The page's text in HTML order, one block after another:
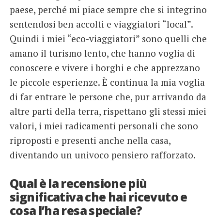
paese, perché mi piace sempre che si integrino
sentendosi ben accolti e viaggiatori “local”.
Quindi i miei “eco-viaggiatori” sono quelli che
amano il turismo lento, che hanno voglia di
conoscere e vivere i borghi e che apprezzano
le piccole esperienze. È continua la mia voglia
di far entrare le persone che, pur arrivando da
altre parti della terra, rispettano gli stessi miei
valori, i miei radicamenti personali che sono
riproposti e presenti anche nella casa,
diventando un univoco pensiero rafforzato.
Qual è la recensione più
significativa che hai ricevuto e
cosa l’ha resa speciale?